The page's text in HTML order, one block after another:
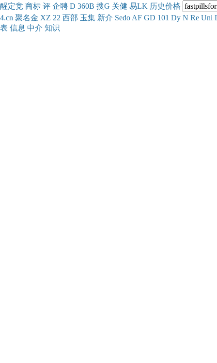
醒定竞 商标 评 企聘 D 360B 搜G 关健 易LK 历史价格
4.cn 聚名金 XZ 22 西部 玉集 新介 Sedo AF GD 101 Dy N Re Uni
表 信息 中介 知识